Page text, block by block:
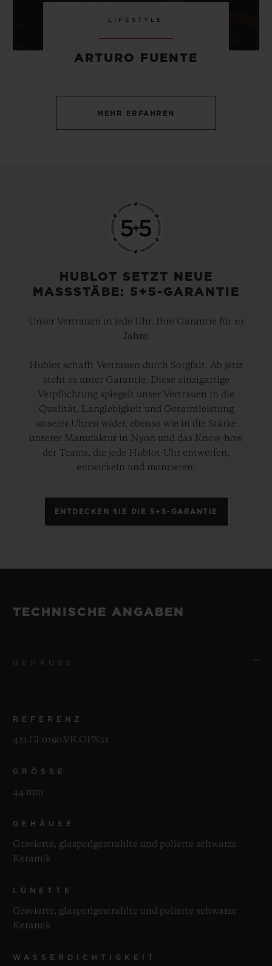
LIFESTYLE
ARTURO FUENTE
MEHR ERFAHREN
HUBLOT SETZT NEUE
MASSSTÄBE: 5+5-GARANTIE
Unser Vertrauen in jede Uhr. Ihre Garantie für 10
Jahre.
Hublot schafft Vertrauen durch Sorgfalt. Ab jetzt
steht es unter Garantie. Diese einzigartige
Verpflichtung spiegelt unser Vertrauen in die
Qualität, Langlebigkeit und Gesamtleistung
unserer Uhren wider, ebenso wie in die Stärke
unserer Manufaktur in Nyon und das Know-how
der Teams, die jede Hublot-Uhr entwerfen,
entwickeln und montieren.
ENTDECKEN SIE DIE 5+5-GARANTIE
TECHNISCHE ANGABEN
REFERENZ
421.CI.0190.VR.OPX21
GRÖSSE
44 mm
GEHÄUSE
Gravierte, glasperlgestrahlte und polierte schwarze
Keramik
LÜNETTE
Gravierte, glasperlgestrahlte und polierte schwarze
Keramik
WASSERDICHTIGKEIT